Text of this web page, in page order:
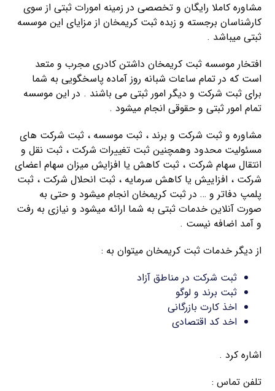
مشاوره کاملا رایگان و تخصصی در زمینه امورات ثبتی از سوی
کارشناسان برجسته و زبده ثبت کریمخان از مزایای این موسسه
ثبتی میباشد .
افتخار موسسه ثبت کریمخان داشتن کادری مجرب و متعد
است که در تمام ساعات شبانه روز آماده پاسخگویی به شما
برای ثبت شرکت و دیگر امور ثبتی می باشند . در این موسسه
تمام امور ثبتی و حقوقی انجام میشود .
مشاوره و ثبت شرکت و برند ، ثبت موسسه ، ثبت شرکت های
مسئولیت محدود وهمچنین ثبت تغییرات شرکت ، ثبت نقل و
انتقال سهام شرکت ، ثبت کاهش یا افزایش میزان سهام اعضای
شرکت ، افزاییش یا کاهش سرمایه ، ثبت انحلال شرکت ، ثبت
پلمپ دفاتر و … در ثبت کریمخان انجام میشود و حتی به
صورت آنلاین خدمات ثبتی به شما ارائه میشود و نیازی به رفت
و آمد اضافه نیست .
از دیگر خدمات ثبت کریمخان میتوان به :
ثبت شرکت در مناطق آزاد
ثبت برند و لوگو
اخذ کارت بازرگانی
اخد کد اقتصادی
اشاره کرد .
تلفن تماس :